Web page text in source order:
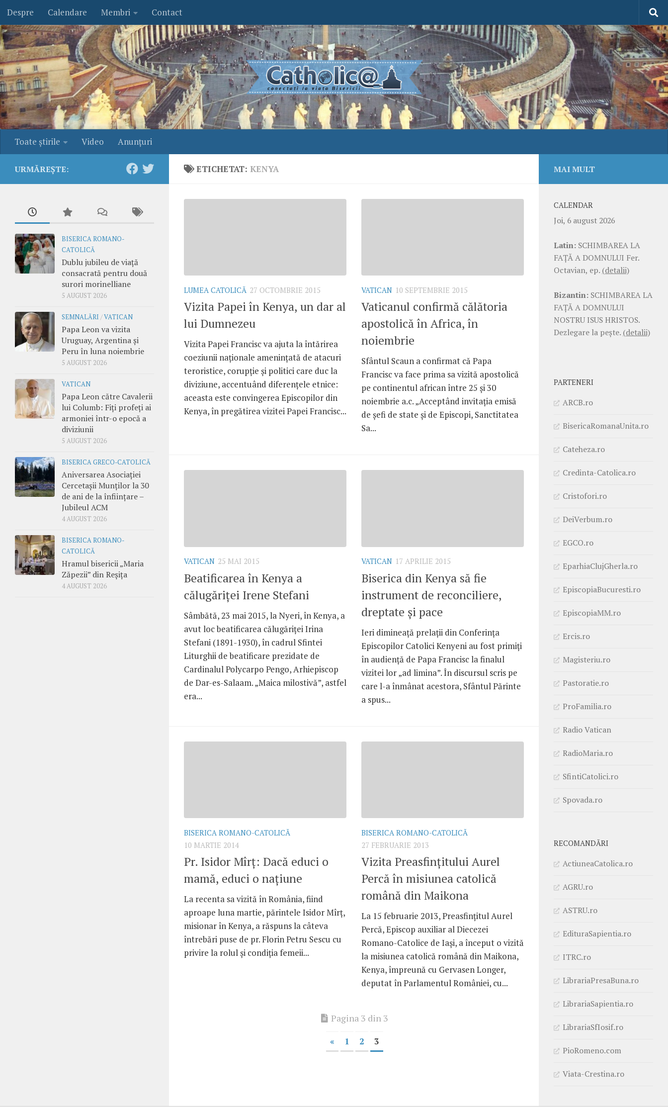
Skip to content
Despre Calendare Membri Contact
Toate ştirile Video Anunţuri
ETICHETAT: KENYA
LUMEA CATOLICĂ 27 OCTOMBRIE 2015
Vizita Papei în Kenya, un dar al
lui Dumnezeu
Vizita Papei Francisc va ajuta la întărirea
coeziunii naționale amenințată de atacuri
teroristice, corupție și politici care duc la
diviziune, accentuând diferențele etnice:
aceasta este convingerea Episcopilor din
Kenya, în pregătirea vizitei Papei Francisc...
VATICAN 10 SEPTEMBRIE 2015
Vaticanul confirmă călătoria
apostolică în Africa, în
noiembrie
Sfântul Scaun a confirmat că Papa
Francisc va face prima sa vizită apostolică
pe continentul african între 25 și 30
noiembrie a.c. „Acceptând invitația emisă
de șefi de state și de Episcopi, Sanctitatea
Sa...
VATICAN 25 MAI 2015
Beatificarea în Kenya a
călugăriţei Irene Stefani
Sâmbătă, 23 mai 2015, la Nyeri, în Kenya, a
avut loc beatificarea călugăriţei Irina
Stefani (1891-1930), în cadrul Sfintei
Liturghii de beatificare prezidate de
Cardinalul Polycarpo Pengo, Arhiepiscop
de Dar-es-Salaam. „Maica milostivă”, astfel
era...
VATICAN 17 APRILIE 2015
Biserica din Kenya să fie
instrument de reconciliere,
dreptate şi pace
Ieri dimineaţă prelaţii din Conferinţa
Episcopilor Catolici Kenyeni au fost primiţi
în audienţă de Papa Francisc la finalul
vizitei lor „ad limina”. În discursul scris pe
care l-a înmânat acestora, Sfântul Părinte
a spus...
BISERICA ROMANO-CATOLICĂ
10 MARTIE 2014
Pr. Isidor Mîrţ: Dacă educi o
mamă, educi o naţiune
La recenta sa vizită în România, fiind
aproape luna martie, părintele Isidor Mîrţ,
misionar în Kenya, a răspuns la câteva
întrebări puse de pr. Florin Petru Sescu cu
privire la rolul şi condiţia femeii...
BISERICA ROMANO-CATOLICĂ
27 FEBRUARIE 2013
Vizita Preasfinţitului Aurel
Percă în misiunea catolică
română din Maikona
La 15 februarie 2013, Preasfinţitul Aurel
Percă, Episcop auxiliar al Diecezei
Romano-Catolice de Iaşi, a început o vizită
la misiunea catolică română din Maikona,
Kenya, împreună cu Gervasen Longer,
deputat în Parlamentul României, cu...
Pagina 3 din 3
« 1 2 3
URMĂREȘTE:
BISERICA ROMANO-
CATOLICĂ
Dublu jubileu de viață
consacrată pentru două
surori morinelliane
5 AUGUST 2026
SEMNALĂRI /VATICAN
Papa Leon va vizita
Uruguay, Argentina și
Peru în luna noiembrie
5 AUGUST 2026
VATICAN
Papa Leon către Cavalerii
lui Columb: Fiți profeți ai
armoniei într-o epocă a
diviziunii
5 AUGUST 2026
BISERICA GRECO-CATOLICĂ
Aniversarea Asociației
Cercetașii Munților la 30
de ani de la înființare –
Jubileul ACM
4 AUGUST 2026
BISERICA ROMANO-
CATOLICĂ
Hramul bisericii „Maria
Zăpezii” din Reșița
4 AUGUST 2026
MAI MULT
CALENDAR
Joi, 6 august 2026
Latin: SCHIMBAREA LA
FAŢĂ A DOMNULUI Fer.
Octavian, ep. (detalii)
Bizantin: SCHIMBAREA LA
FAŢĂ A DOMNULUI
NOSTRU ISUS HRISTOS.
Dezlegare la pește. (detalii)
PARTENERI
ARCB.ro
BisericaRomanaUnita.ro
Cateheza.ro
Credinta-Catolica.ro
Cristofori.ro
DeiVerbum.ro
EGCO.ro
EparhiaClujGherla.ro
EpiscopiaBucuresti.ro
EpiscopiaMM.ro
Ercis.ro
Magisteriu.ro
Pastoratie.ro
ProFamilia.ro
Radio Vatican
RadioMaria.ro
SfintiCatolici.ro
Spovada.ro
RECOMANDĂRI
ActiuneaCatolica.ro
AGRU.ro
ASTRU.ro
EdituraSapientia.ro
ITRC.ro
LibrariaPresaBuna.ro
LibrariaSapientia.ro
LibrariaSfIosif.ro
PioRomeno.com
Viata-Crestina.ro